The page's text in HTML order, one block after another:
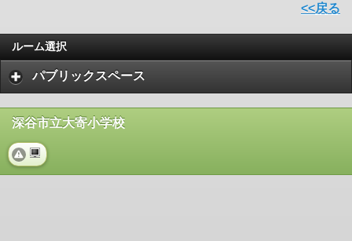
<<戻る
ルーム選択
パブリックスペース
深谷市立大寄小学校